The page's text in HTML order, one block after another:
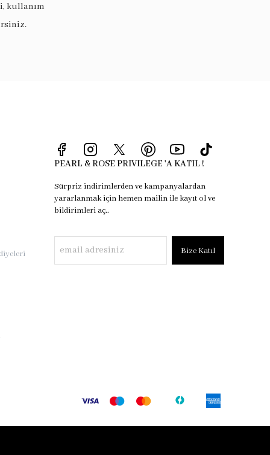
kullanım
PEARL & ROSE PRIVILEGE 'A KATIL !
Sürpriz indirimlerden ve kampanyalardan
yararlanmak için hemen mailin ile kayıt ol ve
bildirimleri aç..
Bize Katıl